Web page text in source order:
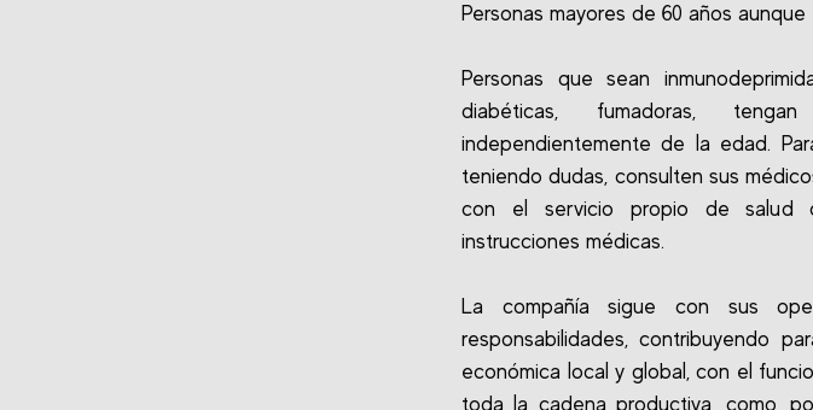
Personas mayores de 60 años
Personas que sean
diabéticas, fumadoras,
independientemente de la edad.
teniendo dudas, consulten sus
con el servicio propio de salud
instrucciones médicas.
La compañía sigue con sus
responsabilidades, contribuyendo
económica local y global, con el
toda la cadena productiva, como,